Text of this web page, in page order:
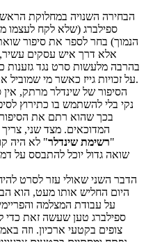
הבחירה השנויה במחלוקת
ספילברג (שלא לקח לעצמו
הנמוך) בחר לספר את סיפור שואת
אלא דרך איש עסקים עשיר,
בהרבה מלעשות סרט נגד גזענות
על זכויות גייז כאשר מי שמוביל את המאבק הוא סטרייט מתוך הקונצנזוס.
הסיפור של שינדלר מרתק,
נקי בלי להשתמש בו כתירוץ
בכך שהוא רתם את
המדוכאים. מצד שני, צריך
"רשימת שינדלר" לא היה
הדבר השני שאולי עזר לסרט
היום החליש אותו מעט, הוא
על עבודת המצלמה
ספילברג טען שעשה זאת כדי
צופים בקטעי ארכיון. וזה